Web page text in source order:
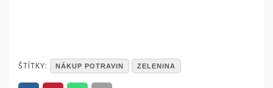
POSTED
ŠTÍTKY: NÁKUP POTRAVIN ZELENINA